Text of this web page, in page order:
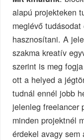
alapú projekteken
meglévő
hasznosítani. A
szakma kreatív
szerint is meg
ott a helyed a
tudnál ennél jobb
jelenleg freelancer
minden projektnél
érdekel avagy